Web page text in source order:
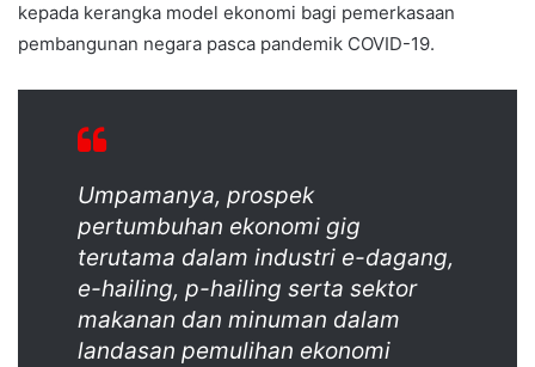
kepada kerangka model ekonomi bagi pemerkasaan
pembangunan negara pasca pandemik COVID-19.
Umpamanya, prospek
pertumbuhan ekonomi gig
terutama dalam industri e-dagang,
e-hailing, p-hailing serta sektor
makanan dan minuman dalam
landasan pemulihan ekonomi